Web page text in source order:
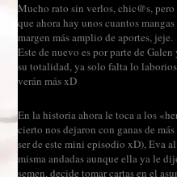
Mucho rato sin verlos, chic@s,
que ahora hay unos cuantos
margen más amplio de aportes, jeje.
Este de nuevo es por parte de
su totalidad, ya solo falta lo
verán más xD
En la historia ahora le toca a los
cierto nos dejaron con ganas de
ser de este mini episodio xD), Eva
misma andadas aunque ella ya le
semen, decide tomar cartas en el